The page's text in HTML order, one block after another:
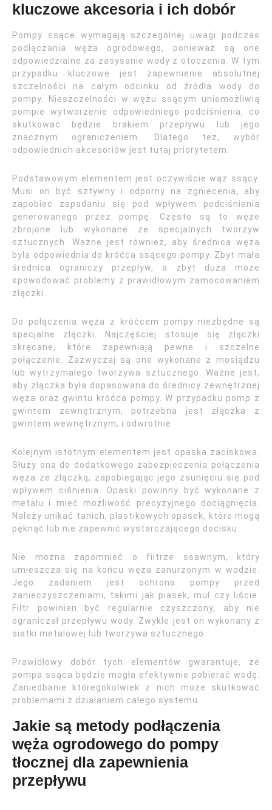
kluczowe akcesoria i ich dobór
Pompy ssące wymagają szczególnej uwagi podczas
podłączania węża ogrodowego, ponieważ są one
odpowiedzialne za zasysanie wody z otoczenia. W tym
przypadku kluczowe jest zapewnienie absolutnej
szczelności na całym odcinku od źródła wody do
pompy. Nieszczelności w wężu ssącym uniemożliwią
pompie wytworzenie odpowiedniego podciśnienia, co
skutkować będzie brakiem przepływu lub jego
znacznym ograniczeniem. Dlatego też, wybór
odpowiednich akcesoriów jest tutaj priorytetem.
Podstawowym elementem jest oczywiście wąż ssący.
Musi on być sztywny i odporny na zgniecenia, aby
zapobiec zapadaniu się pod wpływem podciśnienia
generowanego przez pompę. Często są to węże
zbrojone lub wykonane ze specjalnych tworzyw
sztucznych. Ważne jest również, aby średnica węża
była odpowiednia do króćca ssącego pompy. Zbyt mała
średnica ograniczy przepływ, a zbyt duża może
spowodować problemy z prawidłowym zamocowaniem
złączki.
Do połączenia węża z króćcem pompy niezbędne są
specjalne złączki. Najczęściej stosuje się złączki
skręcane, które zapewniają pewne i szczelne
połączenie. Zazwyczaj są one wykonane z mosiądzu
lub wytrzymałego tworzywa sztucznego. Ważne jest,
aby złączka była dopasowana do średnicy zewnętrznej
węża oraz gwintu króćca pompy. W przypadku pomp z
gwintem zewnętrznym, potrzebna jest złączka z
gwintem wewnętrznym, i odwrotnie.
Kolejnym istotnym elementem jest opaska zaciskowa.
Służy ona do dodatkowego zabezpieczenia połączenia
węża ze złączką, zapobiegając jego zsunięciu się pod
wpływem ciśnienia. Opaski powinny być wykonane z
metalu i mieć możliwość precyzyjnego dociągnięcia.
Należy unikać tanich, plastikowych opasek, które mogą
pęknąć lub nie zapewnić wystarczającego docisku.
Nie można zapomnieć o filtrze ssawnym, który
umieszcza się na końcu węża zanurzonym w wodzie.
Jego zadaniem jest ochrona pompy przed
zanieczyszczeniami, takimi jak piasek, muł czy liście.
Filtr powinien być regularnie czyszczony, aby nie
ograniczał przepływu wody. Zwykle jest on wykonany z
siatki metalowej lub tworzywa sztucznego.
Prawidłowy dobór tych elementów gwarantuje, że
pompa ssąca będzie mogła efektywnie pobierać wodę.
Zaniedbanie któregokolwiek z nich może skutkować
problemami z działaniem całego systemu.
Jakie są metody podłączenia
węża ogrodowego do pompy
tłocznej dla zapewnienia
przepływu